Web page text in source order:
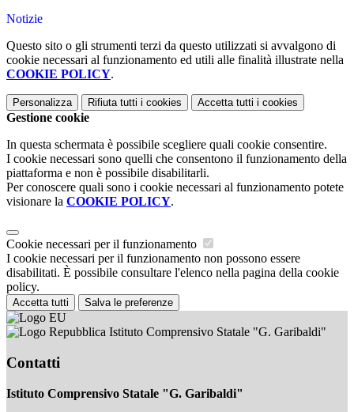
Notizie
Questo sito o gli strumenti terzi da questo utilizzati si avvalgono di
cookie necessari al funzionamento ed utili alle finalità illustrate nella
COOKIE POLICY.
Personalizza Rifiuta tutti i cookies Accetta tutti i cookies
Gestione cookie
In questa schermata è possibile scegliere quali cookie consentire.
I cookie necessari sono quelli che consentono il funzionamento della
piattaforma e non è possibile disabilitarli.
Per conoscere quali sono i cookie necessari al funzionamento potete
visionare la COOKIE POLICY.
Cookie necessari per il funzionamento
I cookie necessari per il funzionamento non possono essere
disabilitati. È possibile consultare l'elenco nella pagina della cookie
policy.
Accetta tutti Salva le preferenze
Istituto Comprensivo Statale "G. Garibaldi"
Contatti
Istituto Comprensivo Statale "G. Garibaldi"